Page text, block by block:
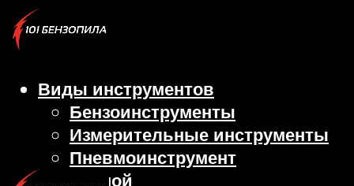
Виды инструментов
Бензоинструменты
Измерительные инструменты
Пневмоинструмент
Ручной